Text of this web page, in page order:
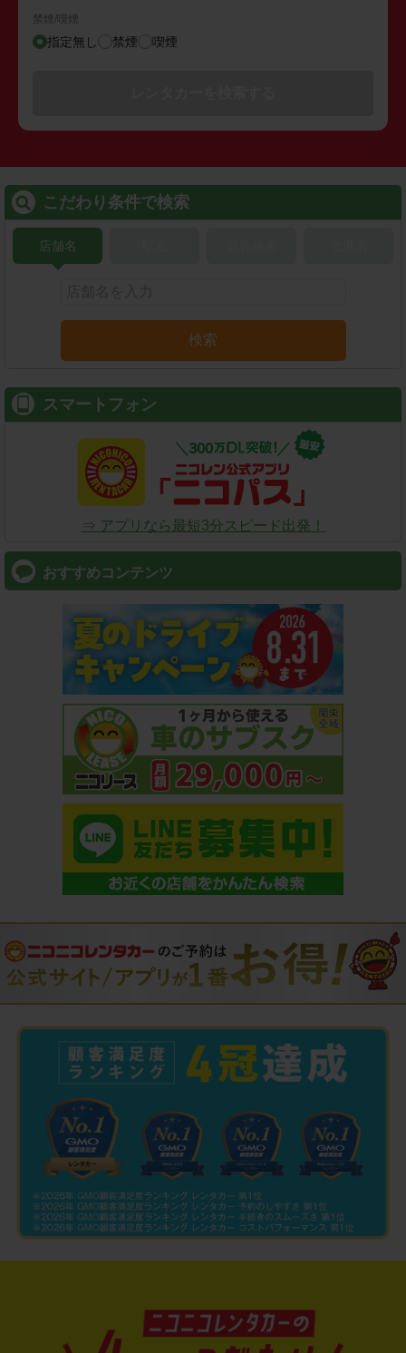
禁煙/喫煙
指定無し 禁煙 喫煙
こだわり条件で検索
店舗名
検索
スマートフォン
⇒ アプリなら最短3分スピード出発！
おすすめコンテンツ